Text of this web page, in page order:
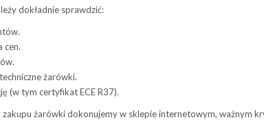
dokładnie sprawdzić:
cen.
żarówki.
(w tym certyfikat ECE R37).
żarówki dokonujemy w sklepie internetowym, ważnym